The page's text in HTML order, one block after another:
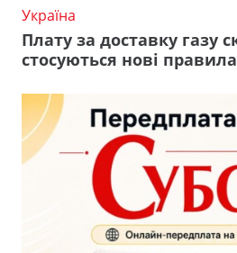
Україна
Плату за доставку газу
стосуються нові правила